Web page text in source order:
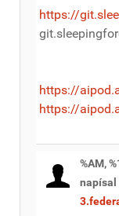
https://
https://
https://
%AM,
napísal